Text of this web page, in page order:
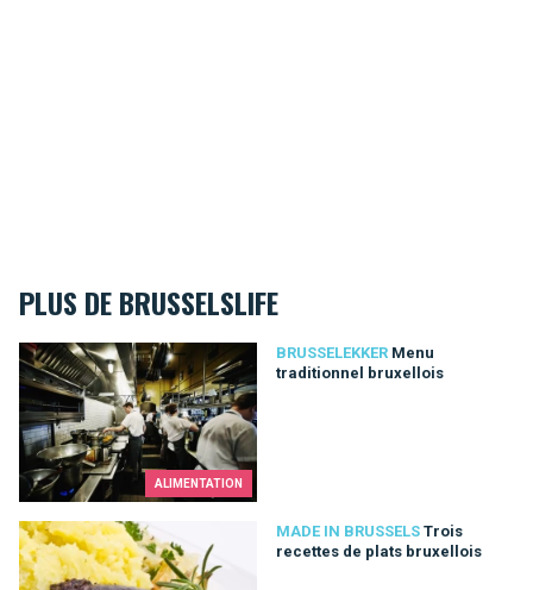
PLUS DE BRUSSELSLIFE
ALIMENTATION
BRUSSELEKKER Menu
traditionnel bruxellois
Menu traditionnel bruxellois
MADE IN BRUSSELS Trois
recettes de plats bruxellois
Trois recettes de plats bruxellois